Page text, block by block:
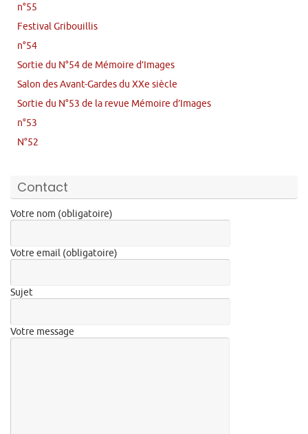
n°55
Festival Gribouillis
n°54
Sortie du N°54 de Mémoire d’Images
Salon des Avant-Gardes du XXe siècle
Sortie du N°53 de la revue Mémoire d’Images
n°53
N°52
Contact
Votre nom (obligatoire)
Votre email (obligatoire)
Sujet
Votre message